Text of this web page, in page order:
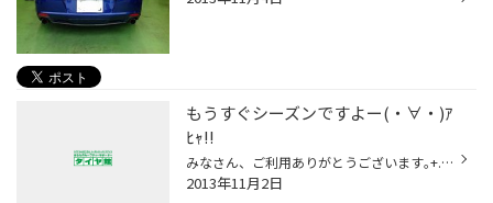
もうすぐシーズンですよー(・∀・)ｱ
ﾋｬ!!
みなさん、ご利用ありがとうございます｡+.｡ヽ(*>∀
2013年11月2日